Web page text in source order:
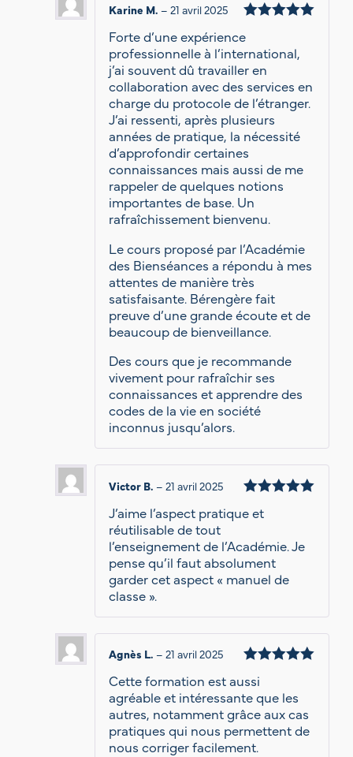
sur 5
Karine M. – 21 avril 2025
Forte d’une expérience
professionnelle à l’international,
j’ai souvent dû travailler en
collaboration avec des services en
charge du protocole de l’étranger.
J’ai ressenti, après plusieurs
années de pratique, la nécessité
d’approfondir certaines
connaissances mais aussi de me
rappeler de quelques notions
importantes de base. Un
rafraîchissement bienvenu.
Le cours proposé par l’Académie
des Bienséances a répondu à mes
attentes de manière très
satisfaisante. Bérengère fait
preuve d’une grande écoute et de
beaucoup de bienveillance.
Des cours que je recommande
vivement pour rafraîchir ses
connaissances et apprendre des
codes de la vie en société
inconnus jusqu’alors.
sur 5
Victor B. – 21 avril 2025
J’aime l’aspect pratique et
réutilisable de tout
l’enseignement de l’Académie. Je
pense qu’il faut absolument
garder cet aspect « manuel de
classe ».
sur 5
Agnès L. – 21 avril 2025
Cette formation est aussi
agréable et intéressante que les
autres, notamment grâce aux cas
pratiques qui nous permettent de
nous corriger facilement.